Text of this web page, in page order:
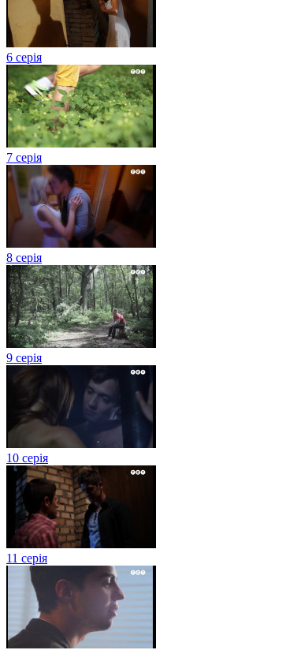
6 серія
7 серія
8 серія
9 серія
10 серія
11 серія